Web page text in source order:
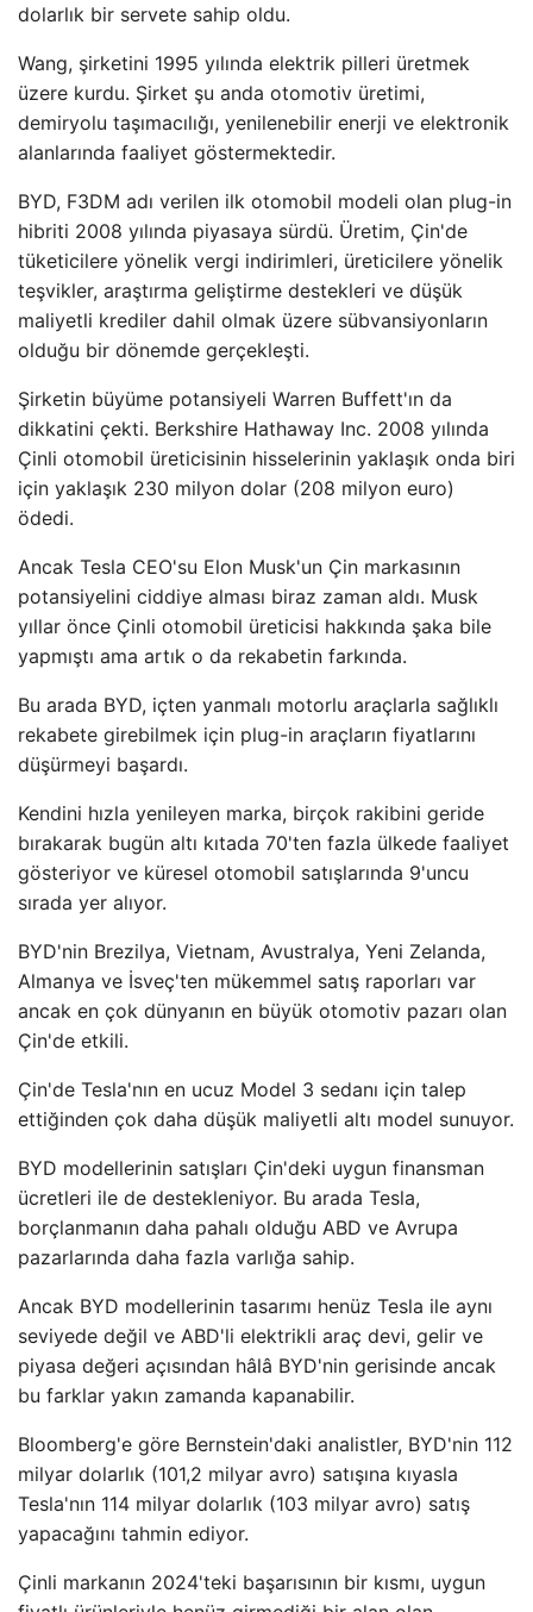
dolarlık bir servete sahip oldu.
Wang, şirketini 1995 yılında elektrik pilleri üretmek
üzere kurdu. Şirket şu anda otomotiv üretimi,
demiryolu taşımacılığı, yenilenebilir enerji ve elektronik
alanlarında faaliyet göstermektedir.
BYD, F3DM adı verilen ilk otomobil modeli olan plug-in
hibriti 2008 yılında piyasaya sürdü. Üretim, Çin'de
tüketicilere yönelik vergi indirimleri, üreticilere yönelik
teşvikler, araştırma geliştirme destekleri ve düşük
maliyetli krediler dahil olmak üzere sübvansiyonların
olduğu bir dönemde gerçekleşti.
Şirketin büyüme potansiyeli Warren Buffett'ın da
dikkatini çekti. Berkshire Hathaway Inc. 2008 yılında
Çinli otomobil üreticisinin hisselerinin yaklaşık onda biri
için yaklaşık 230 milyon dolar (208 milyon euro)
ödedi.
Ancak Tesla CEO'su Elon Musk'un Çin markasının
potansiyelini ciddiye alması biraz zaman aldı. Musk
yıllar önce Çinli otomobil üreticisi hakkında şaka bile
yapmıştı ama artık o da rekabetin farkında.
Bu arada BYD, içten yanmalı motorlu araçlarla sağlıklı
rekabete girebilmek için plug-in araçların fiyatlarını
düşürmeyi başardı.
Kendini hızla yenileyen marka, birçok rakibini geride
bırakarak bugün altı kıtada 70'ten fazla ülkede faaliyet
gösteriyor ve küresel otomobil satışlarında 9'uncu
sırada yer alıyor.
BYD'nin Brezilya, Vietnam, Avustralya, Yeni Zelanda,
Almanya ve İsveç'ten mükemmel satış raporları var
ancak en çok dünyanın en büyük otomotiv pazarı olan
Çin'de etkili.
Çin'de Tesla'nın en ucuz Model 3 sedanı için talep
ettiğinden çok daha düşük maliyetli altı model sunuyor.
BYD modellerinin satışları Çin'deki uygun finansman
ücretleri ile de destekleniyor. Bu arada Tesla,
borçlanmanın daha pahalı olduğu ABD ve Avrupa
pazarlarında daha fazla varlığa sahip.
Ancak BYD modellerinin tasarımı henüz Tesla ile aynı
seviyede değil ve ABD'li elektrikli araç devi, gelir ve
piyasa değeri açısından hâlâ BYD'nin gerisinde ancak
bu farklar yakın zamanda kapanabilir.
Bloomberg'e göre Bernstein'daki analistler, BYD'nin 112
milyar dolarlık (101,2 milyar avro) satışına kıyasla
Tesla'nın 114 milyar dolarlık (103 milyar avro) satış
yapacağını tahmin ediyor.
Çinli markanın 2024'teki başarısının bir kısmı, uygun